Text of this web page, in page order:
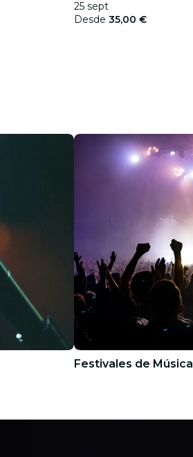
25 sept
Desde 35,00 €
Festivales de Música